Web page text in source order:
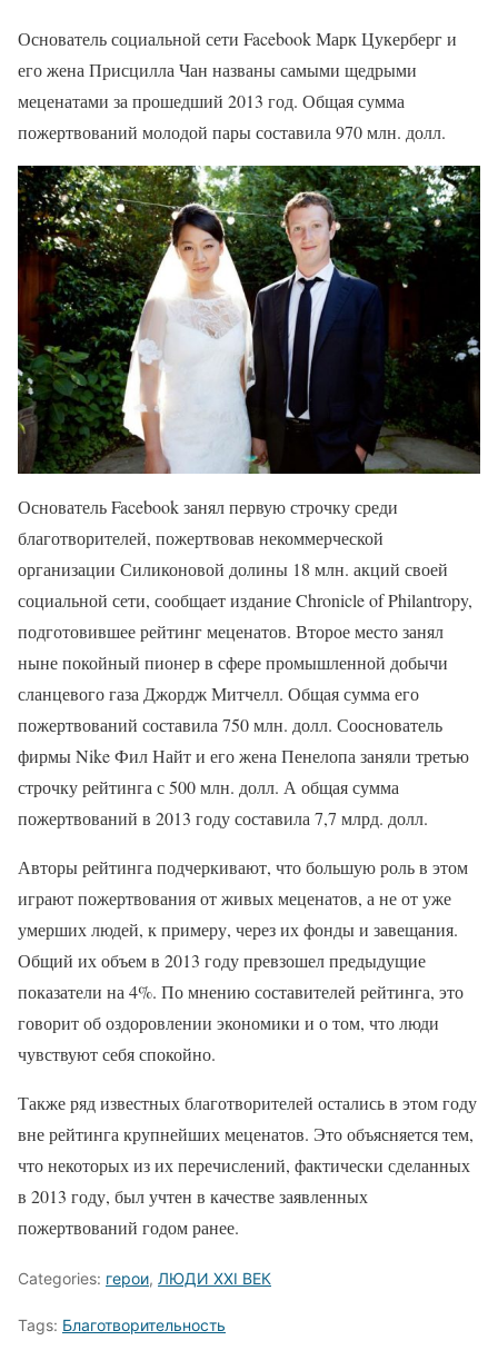
Основатель социальной сети Facebook Марк Цукерберг и
его жена Присцилла Чан названы самыми щедрыми
меценатами за прошедший 2013 год. Общая сумма
пожертвований молодой пары составила 970 млн. долл.
Основатель Facebook занял первую строчку среди
благотворителей, пожертвовав некоммерческой
организации Силиконовой долины 18 млн. акций своей
социальной сети, сообщает издание Chronicle of Philantropy,
подготовившее рейтинг меценатов. Второе место занял
ныне покойный пионер в сфере промышленной добычи
сланцевого газа Джордж Митчелл. Общая сумма его
пожертвований составила 750 млн. долл. Сооснователь
фирмы Nike Фил Найт и его жена Пенелопа заняли третью
строчку рейтинга с 500 млн. долл. А общая сумма
пожертвований в 2013 году составила 7,7 млрд. долл.
Авторы рейтинга подчеркивают, что большую роль в этом
играют пожертвования от живых меценатов, а не от уже
умерших людей, к примеру, через их фонды и завещания.
Общий их объем в 2013 году превзошел предыдущие
показатели на 4%. По мнению составителей рейтинга, это
говорит об оздоровлении экономики и о том, что люди
чувствуют себя спокойно.
Также ряд известных благотворителей остались в этом году
вне рейтинга крупнейших меценатов. Это объясняется тем,
что некоторых из их перечислений, фактически сделанных
в 2013 году, был учтен в качестве заявленных
пожертвований годом ранее.
Categories: герои, ЛЮДИ XXI ВЕК
Tags: Благотворительность